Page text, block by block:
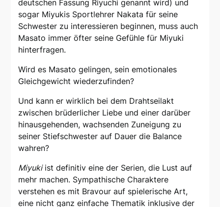
deutschen Fassung Riyuchi genannt wird) und
sogar Miyukis Sportlehrer Nakata für seine
Schwester zu interessieren beginnen, muss auch
Masato immer öfter seine Gefühle für Miyuki
hinterfragen.
Wird es Masato gelingen, sein emotionales
Gleichgewicht wiederzufinden?
Und kann er wirklich bei dem Drahtseilakt
zwischen brüderlicher Liebe und einer darüber
hinausgehenden, wachsenden Zuneigung zu
seiner Stiefschwester auf Dauer die Balance
wahren?
Miyukiist definitiv eine der Serien, die Lust auf
mehr machen. Sympathische Charaktere
verstehen es mit Bravour auf spielerische Art,
eine nicht ganz einfache Thematik inklusive der